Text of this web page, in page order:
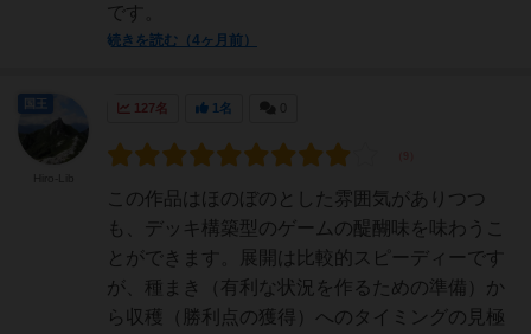
です。
続きを読む（4ヶ月前）
127名 1名
この作品はほのぼのとした雰囲気がありつつ
も、デッキ構築型のゲームの醍醐味を味わうこ
とができます。展開は比較的スピーディーです
が、種まき（有利な状況を作るための準備）か
ら収穫（勝利点の獲得）へのタイミングの見極
国王